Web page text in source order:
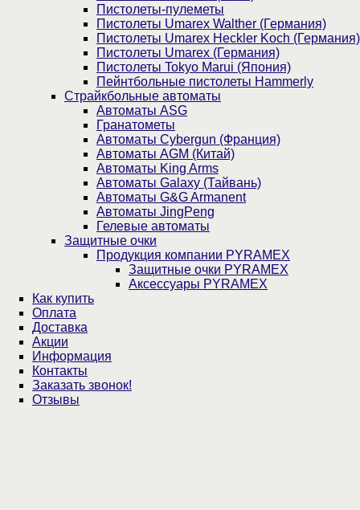
Пистолеты-пулеметы
Пистолеты Umarex Walther (Германия)
Пистолеты Umarex Heckler Koch (Германия)
Пистолеты Umarex (Германия)
Пистолеты Tokyo Marui (Япония)
Пейнтбольные пистолеты Hammerly
Страйкбольные автоматы
Автоматы ASG
Гранатометы
Автоматы Cybergun (Франция)
Автоматы AGM (Китай)
Автоматы King Arms
Автоматы Galaxy (Тайвань)
Автоматы G&G Armanent
Автоматы JingPeng
Гелевые автоматы
Защитные очки
Продукция компании PYRAMEX
Защитные очки PYRAMEX
Аксессуары PYRAMEX
Как купить
Оплата
Доставка
Акции
Информация
Контакты
Заказать звонок!
Отзывы